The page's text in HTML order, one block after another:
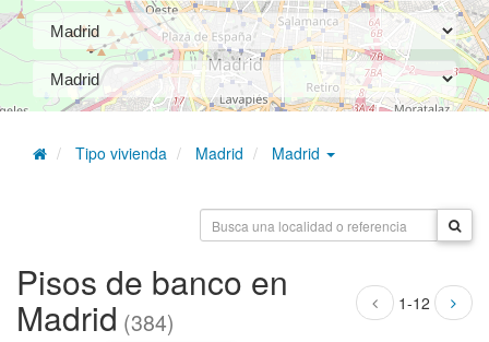
Tipo vivienda Madrid Madrid
1-12
Pisos de banco en
Madrid (384)